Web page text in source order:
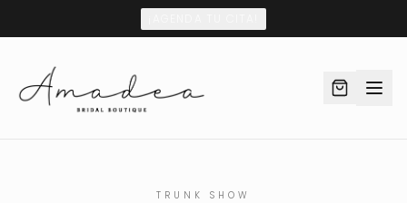
TRUNK SHOW